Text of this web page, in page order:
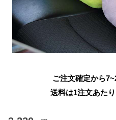
ご注文確定から
送料は1注文あたり